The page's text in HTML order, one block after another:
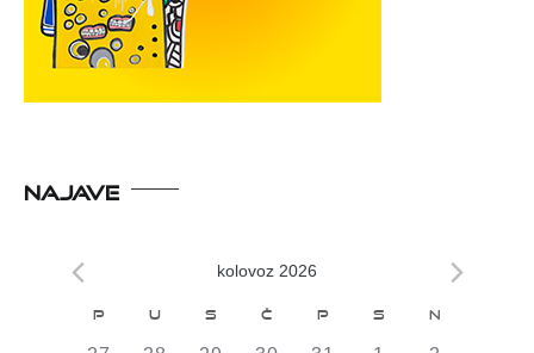
NAJAVE
kolovoz 2026
Kalendar
P U S Č P S N